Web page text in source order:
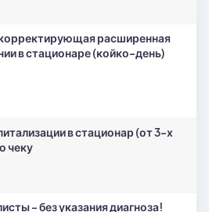
расширенная
в стационаре (койко-день)
в стационар (от 3-х
чеку
- без указания диагноза!